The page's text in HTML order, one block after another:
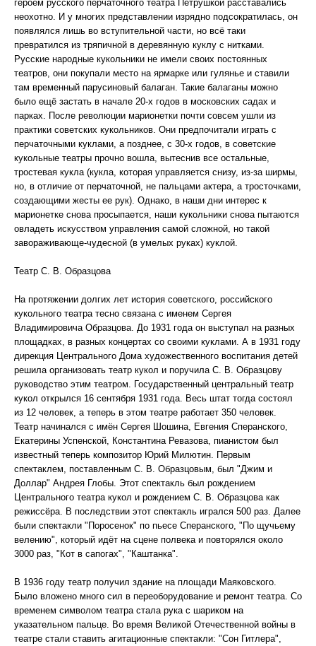
героем русского перчаточного театра Петрушкой расставались
неохотно. И у многих представлении изрядно подсократилась, он
появлялся лишь во вступительной части, но всё таки
превратился из тряпичной в деревянную куклу с нитками.
Русские народные кукольники не имели своих постоянных
театров, они покупали место на ярмарке или гулянье и ставили
там временный парусиновый балаган. Такие балаганы можно
было ещё застать в начале 20-х годов в московских садах и
парках. После революции марионетки почти совсем ушли из
практики советских кукольников. Они предпочитали играть с
перчаточными куклами, а позднее, с 30-х годов, в советские
кукольные театры прочно вошла, вытеснив все остальные,
тростевая кукла (кукла, которая управляется снизу, из-за ширмы,
но, в отличие от перчаточной, не пальцами актера, а тросточками,
создающими жесты ее рук). Однако, в наши дни интерес к
марионетке снова просыпается, наши кукольники снова пытаются
овладеть искусством управления самой сложной, но такой
завораживающе-чудесной (в умелых руках) куклой.
Театр С. В. Образцова
На протяжении долгих лет история советского, российского
кукольного театра тесно связана с именем Сергея
Владимировича Образцова. До 1931 года он выступал на разных
площадках, в разных концертах со своими куклами. А в 1931 году
дирекция Центрального Дома художественного воспитания детей
решила организовать театр кукол и поручила С. В. Образцову
руководство этим театром. Государственный центральный театр
кукол открылся 16 сентября 1931 года. Весь штат тогда состоял
из 12 человек, а теперь в этом театре работает 350 человек.
Театр начинался с имён Сергея Шошина, Евгения Сперанского,
Екатерины Успенской, Константина Ревазова, пианистом был
известный теперь композитор Юрий Милютин. Первым
спектаклем, поставленным С. В. Образцовым, был "Джим и
Доллар" Андрея Глобы. Этот спектакль был рождением
Центрального театра кукол и рождением С. В. Образцова как
режиссёра. В последствии этот спектакль игрался 500 раз. Далее
были спектакли "Поросенок" по пьесе Сперанского, "По щучьему
велению", который идёт на сцене полвека и повторялся около
3000 раз, "Кот в сапогах", "Каштанка".
В 1936 году театр получил здание на площади Маяковского.
Было вложено много сил в переоборудование и ремонт театра. Со
временем символом театра стала рука с шариком на
указательном пальце. Во время Великой Отечественной войны в
театре стали ставить агитационные спектакли: "Сон Гитлера",